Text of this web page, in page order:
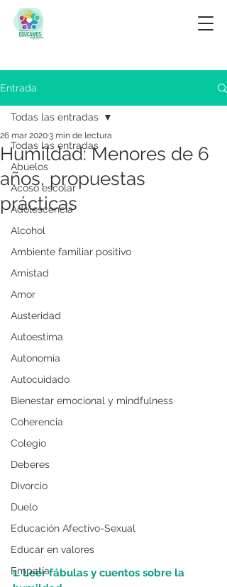
Entrada
Todas las entradas
Abuelos
Acoso escolar
Adolescencia
Alcohol
Ambiente familiar positivo
Amistad
Amor
Austeridad
Autoestima
Autonomía
Autocuidado
Bienestar emocional y mindfulness
Coherencia
Colegio
Deberes
Divorcio
Duelo
Educación Afectivo-Sexual
Educar en valores
Empatía
Todas las entradas
Humildad: Menores de 6
años, propuestas
prácticas
26 mar 20203 min de lectura
1. Leer fábulas y cuentos sobre la